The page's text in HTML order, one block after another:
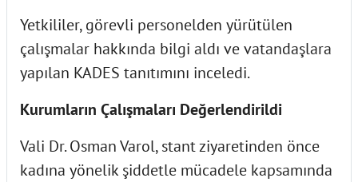
Yetkililer, görevli personelden yürütülen
çalışmalar hakkında bilgi aldı ve vatandaşlara
yapılan KADES tanıtımını inceledi.
Kurumların Çalışmaları Değerlendirildi
Vali Dr. Osman Varol, stant ziyaretinden önce
kadına yönelik şiddetle mücadele kapsamında